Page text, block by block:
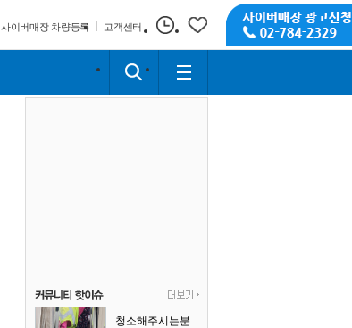
사이버매장 차량등록 고객센터
청소해주시는분